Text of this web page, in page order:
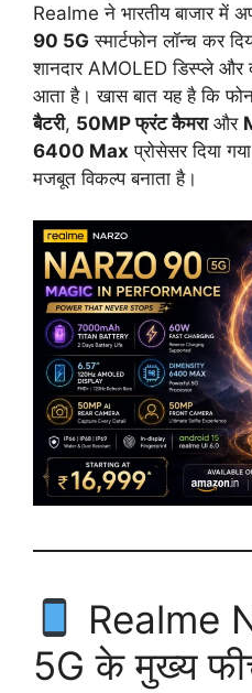
Realme ने भारतीय बाजार में
90 5G स्मार्टफोन लॉन्च कर
शानदार AMOLED डिस्प्ले और
आता है। खास बात यह है कि
बैटरी, 50MP फ्रंट कैमराऔर
6400 Max प्रोसेसर दिया
मजबूत विकल्प बनाता है।
Realme
5G के मुख्य